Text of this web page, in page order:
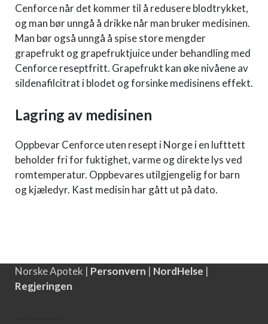
Cenforce når det kommer til å redusere blodtrykket,
og man bør unngå å drikke når man bruker medisinen.
Man bør også unngå å spise store mengder
grapefrukt og grapefruktjuice under behandling med
Cenforce reseptfritt. Grapefrukt kan øke nivåene av
sildenafilcitrat i blodet og forsinke medisinens effekt.
Lagring av medisinen
Oppbevar Cenforce uten resept i Norge i en lufttett
beholder fri for fuktighet, varme og direkte lys ved
romtemperatur. Oppbevares utilgjengelig for barn
og kjæledyr. Kast medisin har gått ut på dato.
Norske Apotek | Personvern | NordHelse |
Regjeringen